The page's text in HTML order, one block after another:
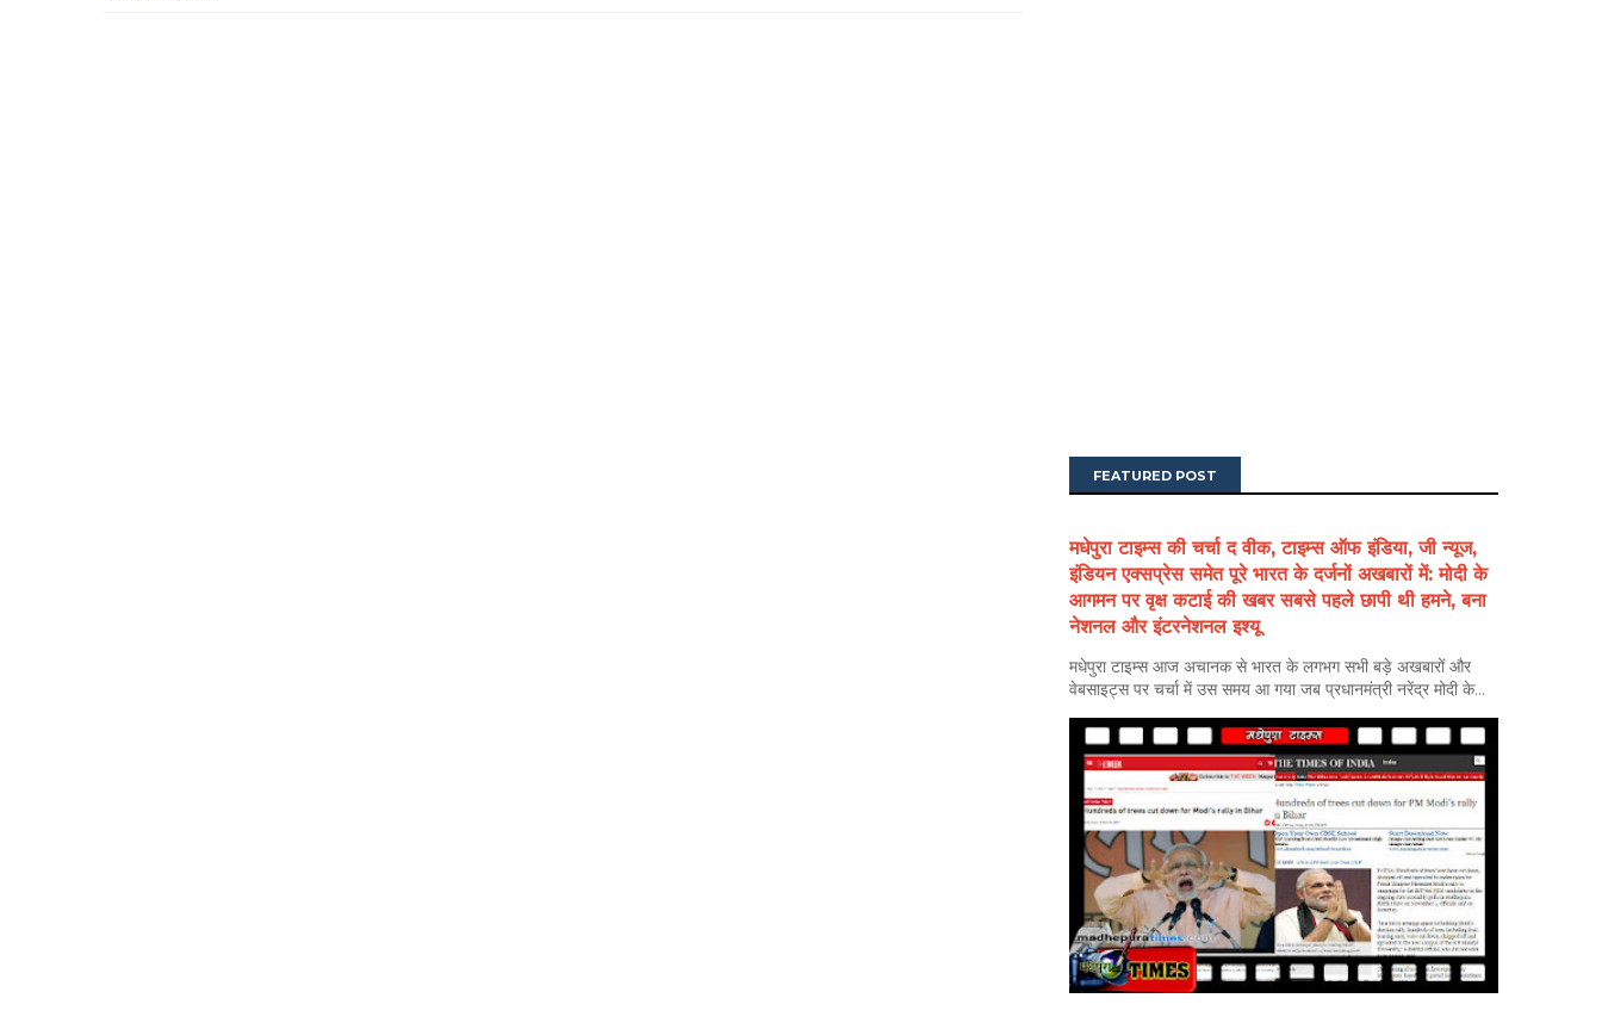
FEATURED POST
मधेपुरा टाइम्स की चर्चा द वीक, टाइम्स ऑफ इंडिया, जी न्यूज,
इंडियन एक्सप्रेस समेत पूरे भारत के दर्जनों अखबारों में: मोदी के
आगमन पर वृक्ष कटाई की खबर सबसे पहले छापी थी हमने, बना
नेशनल और इंटरनेशनल इश्यू
मधेपुरा टाइम्स आज अचानक से भारत के लगभग सभी बड़े अखबारों और
वेबसाइट्स पर चर्चा में उस समय आ गया जब प्रधानमंत्री नरेंद्र मोदी के...